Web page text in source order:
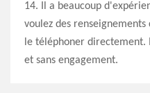
14. Il a beaucoup
voulez des
le téléphoner
et sans engagement.